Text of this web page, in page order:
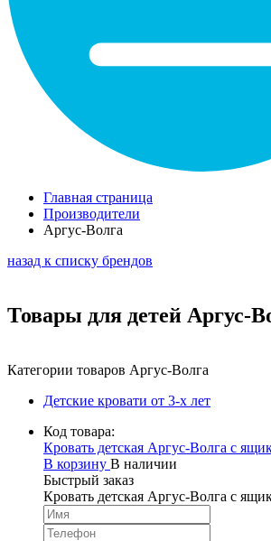
Главная страница
Производители
Аргус-Волга
назад к списку брендов
Товары для детей Аргус-
Категории товаров Аргус-Волга
Детские кровати от 3-х лет
Код товара:
Кровать детская Аргус-Волга с
В корзину В наличии
Быстрый заказ
Кровать детская Аргус-Волга с